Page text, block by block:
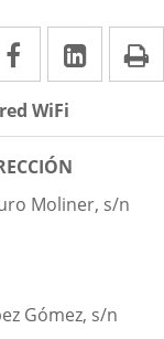
Facebook
Enlace
a
una
aplicación
externa.
Enlace
a
WiFi
Moliner, s/n
Gómez, s/n